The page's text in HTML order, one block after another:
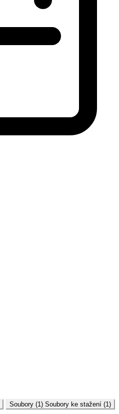
Soubory (1) Soubory ke stažení (1)